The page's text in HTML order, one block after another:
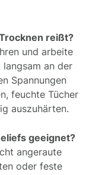
reißt?
und arbeite
langsam an der
Spannungen
feuchte Tücher
auszuhärten.
geeignet?
angeraute
oder feste